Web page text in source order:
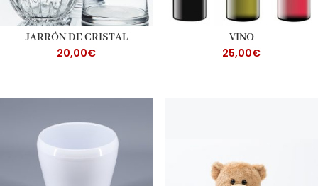
JARRÓN DE CRISTAL
20,00€
VINO
25,00€